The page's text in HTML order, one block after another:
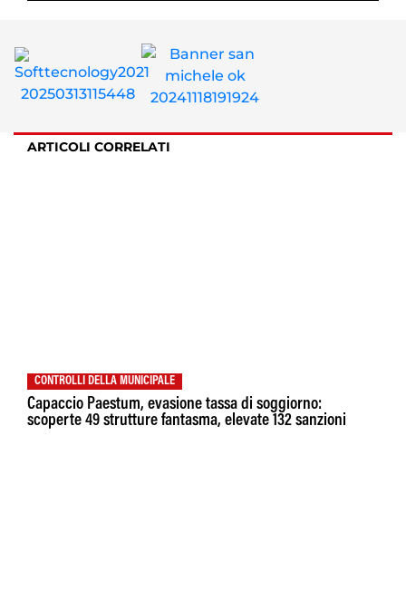
ARTICOLI CORRELATI
CONTROLLI DELLA MUNICIPALE
Capaccio Paestum, evasione tassa di soggiorno:
scoperte 49 strutture fantasma, elevate 132 sanzioni